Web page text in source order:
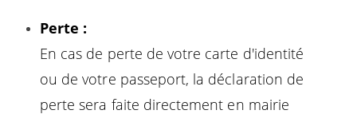
Perte :
En cas de perte de votre carte d'identité
ou de votre passeport, la déclaration de
perte sera faite directement en mairie